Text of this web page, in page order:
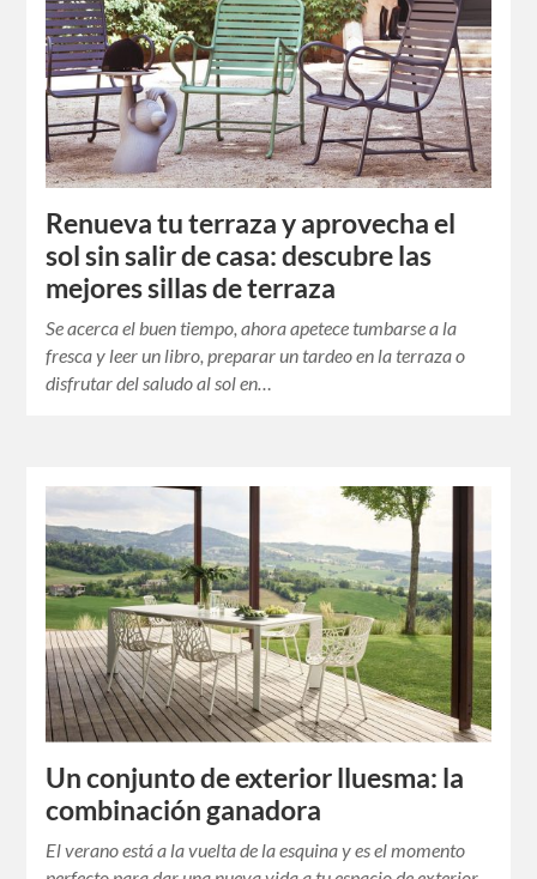
Renueva tu terraza y aprovecha el
sol sin salir de casa: descubre las
mejores sillas de terraza
Se acerca el buen tiempo, ahora apetece tumbarse a la
fresca y leer un libro, preparar un tardeo en la terraza o
disfrutar del saludo al sol en…
Un conjunto de exterior lluesma: la
combinación ganadora
El verano está a la vuelta de la esquina y es el momento